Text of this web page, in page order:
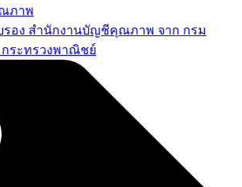
รอง สำนักงานบัญชีคุณภาพ จาก กรม
ระทรวงพาณิชย์